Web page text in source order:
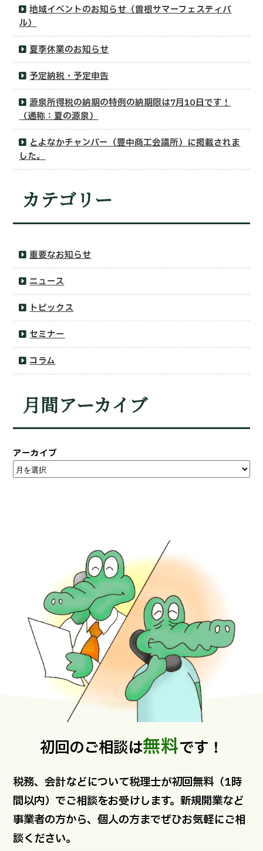
地域イベントのお知らせ（曽根サマーフェスティバ
ル）
夏季休業のお知らせ
予定納税・予定申告
源泉所得税の納期の特例の納期限は7月10日です！
（通称：夏の源泉）
とよなかチャンバー（豊中商工会議所）に掲載されま
した。
カテゴリー
重要なお知らせ
ニュース
トピックス
セミナー
コラム
月間アーカイブ
アーカイブ
初回のご相談は無料です！
税務、会計などについて税理士が初回無料（1時
間以内）でご相談をお受けします。新規開業など
事業者の方から、個人の方までぜひお気軽にご相
談ください。